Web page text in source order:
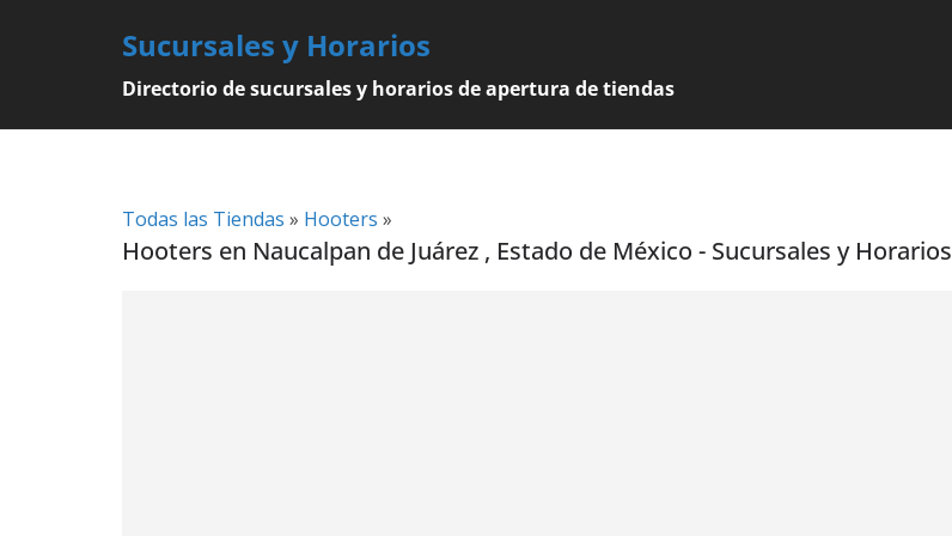
Sucursales y Horarios
Directorio de sucursales y horarios de apertura de tiendas
Todas las Tiendas » Hooters »
Hooters en Naucalpan de Juárez , Estado de México - Sucursales y Horarios